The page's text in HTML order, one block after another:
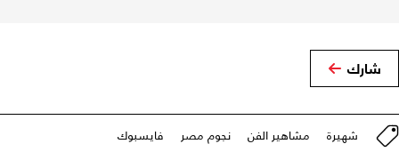
شارك
شهيرة مشاهير الفن نجوم مصر فايسبوك